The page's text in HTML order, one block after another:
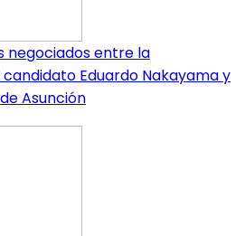
negociados entre la
Eduardo Nakayama y
Asunción